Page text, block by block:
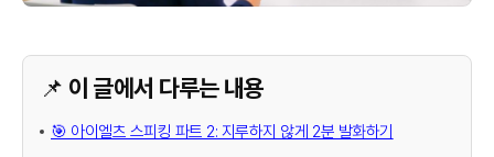
📌 이 글에서 다루는 내용
🎯 아이엘츠 스피킹 파트 2: 지루하지 않게 2분 발화하기